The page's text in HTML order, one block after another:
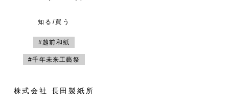
知る/買う
#越前和紙
#千年未来工藝祭
株式会社 長田製紙所